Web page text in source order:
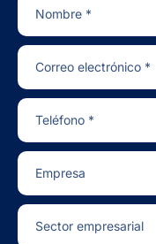
Nombre *
Correo electrónico *
Teléfono *
Empresa
Sector empresarial